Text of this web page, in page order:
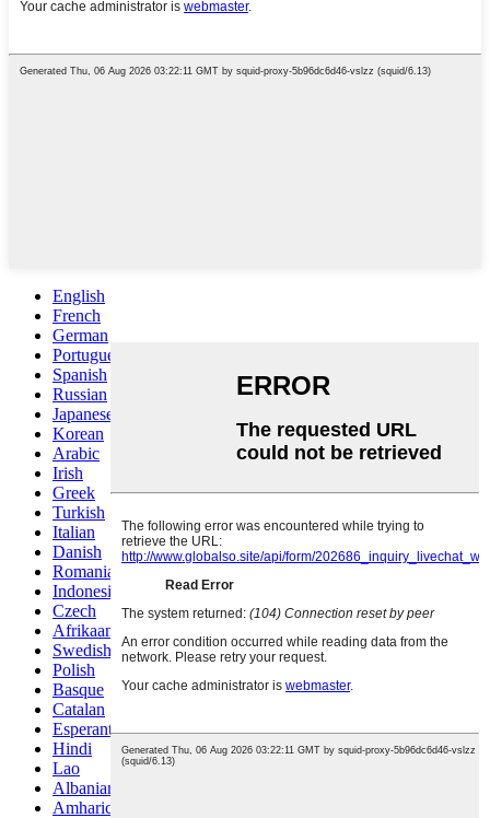
English
French
German
Portuguese
Spanish
Russian
Japanese
Korean
Arabic
Irish
Greek
Turkish
Italian
Danish
Romanian
Indonesian
Czech
Afrikaans
Swedish
Polish
Basque
Catalan
Esperanto
Hindi
Lao
Albanian
Amharic